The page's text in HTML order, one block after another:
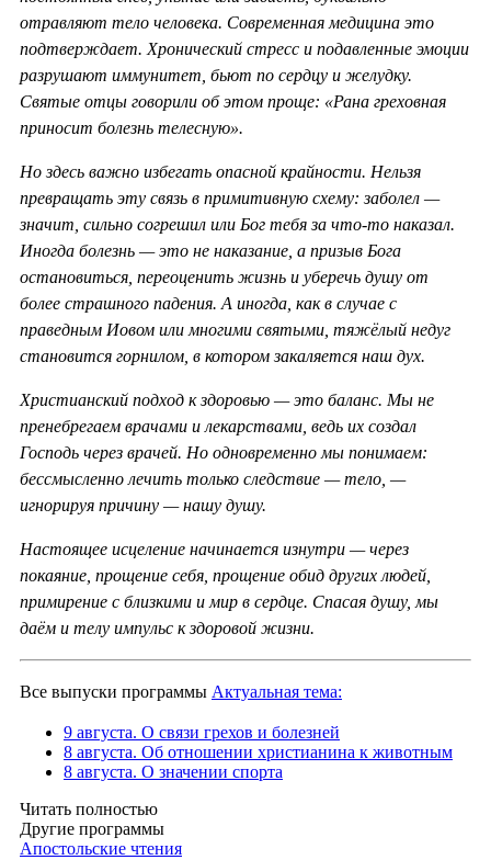
отравляют тело человека. Современная медицина это
подтверждает. Хронический стресс и подавленные эмоции
разрушают иммунитет, бьют по сердцу и желудку.
Святые отцы говорили об этом проще: «Рана греховная
приносит болезнь телесную».
Но здесь важно избегать опасной крайности. Нельзя
превращать эту связь в примитивную схему: заболел —
значит, сильно согрешил или Бог тебя за что-то наказал.
Иногда болезнь — это не наказание, а призыв Бога
остановиться, переоценить жизнь и уберечь душу от
более страшного падения. А иногда, как в случае с
праведным Иовом или многими святыми, тяжёлый недуг
становится горнилом, в котором закаляется наш дух.
Христианский подход к здоровью — это баланс. Мы не
пренебрегаем врачами и лекарствами, ведь их создал
Господь через врачей. Но одновременно мы понимаем:
бессмысленно лечить только следствие — тело, —
игнорируя причину — нашу душу.
Настоящее исцеление начинается изнутри — через
покаяние, прощение себя, прощение обид других людей,
примирение с близкими и мир в сердце. Спасая душу, мы
даём и телу импульс к здоровой жизни.
Все выпуски программы Актуальная тема:
9 августа. О связи грехов и болезней
8 августа. Об отношении христианина к животным
8 августа. О значении спорта
Читать полностью
Другие программы
Апостольские чтения